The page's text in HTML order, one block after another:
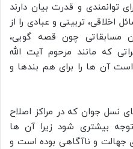
توانمندی و قدرت بیان دارند
تربیتی و عبادی را از
مسابقاتی چون قصه گویی،
که مانند مرحوم آیت الله
آن ها را برای هم بندها و
نسل جوان که در مراکز اصلاح
بیشتری شود زیرا آن ها
جهالت و ناآگاهی بوده است و